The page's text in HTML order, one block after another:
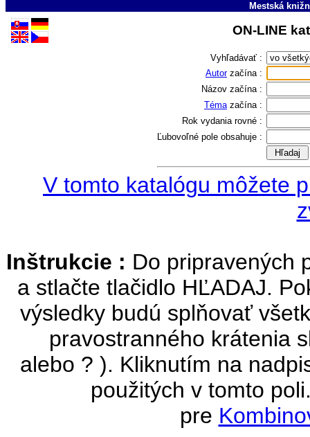
Mestská
ON-LINE
Vyhľadávať :
Autor začína :
Názov začína :
Téma začína :
Rok vydania rovné :
Ľubovoľné pole obsahuje :
V tomto katalógu môžete
Inštrukcie : Do pripravených
a stlačte tlačidlo HĽADAJ.
výsledky budú splňovať
pravostranného krátenia
alebo ? ). Kliknutím na
použitých v tomto
pre